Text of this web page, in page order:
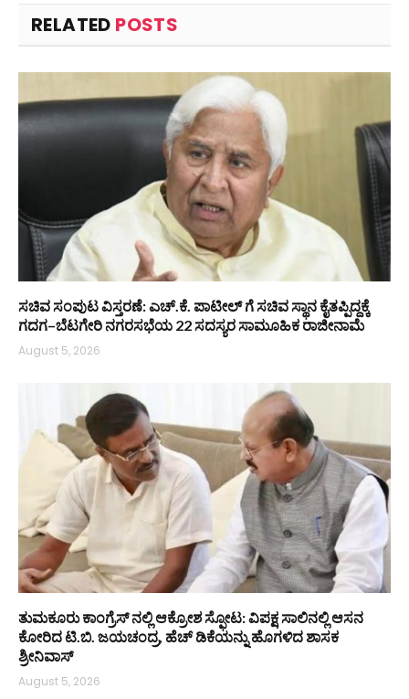
RELATED POSTS
ಸಚಿವ ಸಂಪುಟ ವಿಸ್ತರಣೆ: ಎಚ್.ಕೆ. ಪಾಟೀಲ್ ಗೆ ಸಚಿವ ಸ್ಥಾನ ಕೈತಪ್ಪಿದ್ದಕ್ಕೆ
ಗದಗ–ಬೆಟಗೇರಿ ನಗರಸಭೆಯ 22 ಸದಸ್ಯರ ಸಾಮೂಹಿಕ ರಾಜೀನಾಮೆ
August 5, 2026
ತುಮಕೂರು ಕಾಂಗ್ರೆಸ್ ನಲ್ಲಿ ಆಕ್ರೋಶ ಸ್ಫೋಟ: ವಿಪಕ್ಷ ಸಾಲಿನಲ್ಲಿ ಆಸನ
ಕೋರಿದ ಟಿ.ಬಿ. ಜಯಚಂದ್ರ, ಹೆಚ್ ಡಿಕೆಯನ್ನು ಹೊಗಳಿದ ಶಾಸಕ
ಶ್ರೀನಿವಾಸ್
August 5, 2026